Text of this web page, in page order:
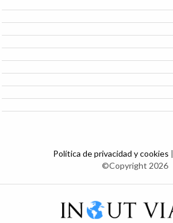
Política de privacidad y cookies |
©Copyright 2026